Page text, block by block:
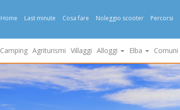
Home Last minute Cosa fare Noleggio scooter Percorsi
Camping Agriturismi Villaggi Alloggi Elba Comuni